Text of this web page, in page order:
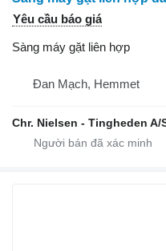
Yêu cầu báo giá
Sàng máy gặt liên hợp
Đan Mạch, Hemmet
Chr. Nielsen - Tingheden A/